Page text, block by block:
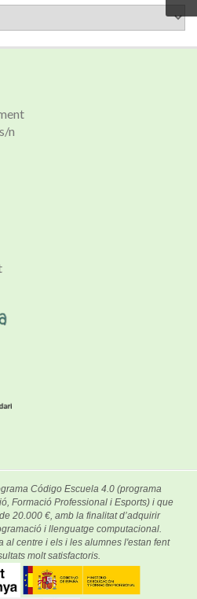
n
Código Escuela 4.0 (programa
Formació Professional i Esports) i que
20.000 €, amb la finalitat d’adquirir
i llenguatge computacional.
al centre i els i les alumnes l'estan fent
molt satisfactoris.